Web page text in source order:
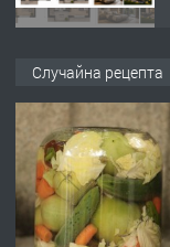
ПРЕДЛАГА
Случайна рецепта